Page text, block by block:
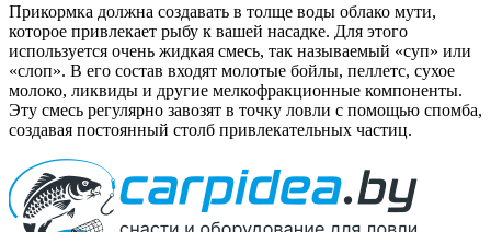
Прикормка должна создавать в толще воды облако мути,
которое привлекает рыбу к вашей насадке. Для этого
используется очень жидкая смесь, так называемый «суп» или
«слоп». В его состав входят молотые бойлы, пеллетс, сухое
молоко, ликвиды и другие мелкофракционные компоненты.
Эту смесь регулярно завозят в точку ловли с помощью спомба,
создавая постоянный столб привлекательных частиц.